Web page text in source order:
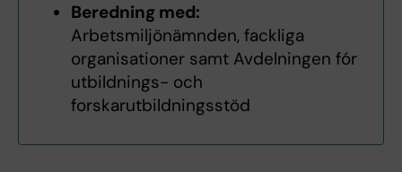
Beredning med:
Arbetsmiljönämnden, fackliga
organisationer samt Avdelningen fór
utbildnings- och
forskarutbildningsstöd